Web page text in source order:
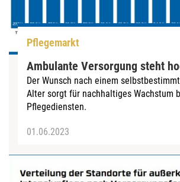
Pflegemarkt
Ambulante Versorgung steht
Der Wunsch nach einem
Alter sorgt für nachhaltiges Wachstum
Pflegediensten.
01.06.2023